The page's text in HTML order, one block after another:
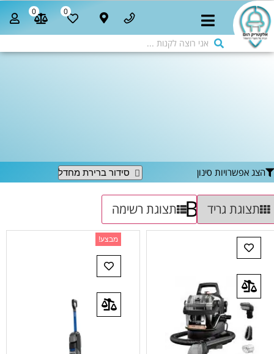
0
0
BISSELL
הצג אפשרויות סינון
תצוגת גריד תצוגת רשימה
מבצע!